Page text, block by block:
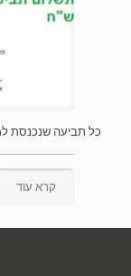
כל תביעה שנכנסת
קרא עוד